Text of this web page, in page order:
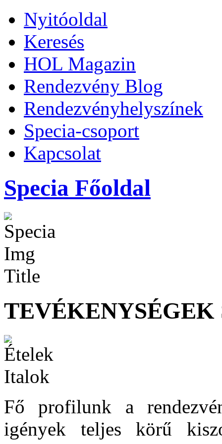
Nyitóoldal
Keresés
HOL Magazin
Rendezvény Blog
Rendezvényhelyszínek
Specia-csoport
Kapcsolat
Specia Főoldal
TEVÉKENYSÉGEK
Fő profilunk a
igények teljes körű